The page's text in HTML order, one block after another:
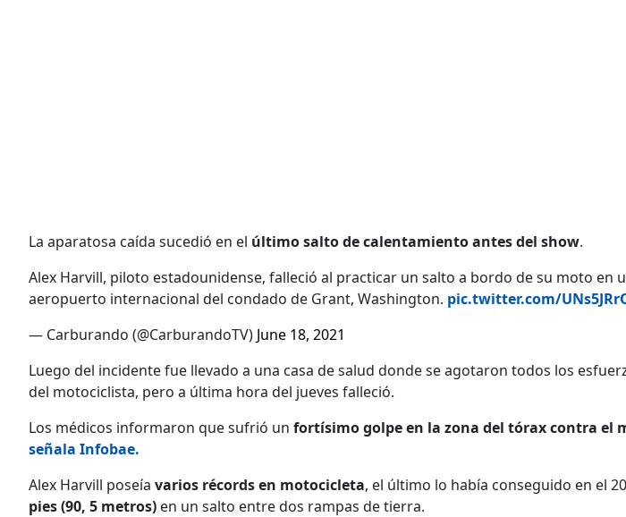
La aparatosa caída sucedió en el último salto de calentamiento antes del show.
Alex Harvill, piloto estadounidense, falleció al practicar un salto a bordo de su moto en
aeropuerto internacional del condado de Grant, Washington. pic.twitter.com/
— Carburando (@CarburandoTV) June 18, 2021
Luego del incidente fue llevado a una casa de salud donde se agotaron todos los
del motociclista, pero a última hora del jueves falleció.
Los médicos informaron que sufrió un fortísimo golpe en la zona del tórax contra el
señala Infobae.
Alex Harvill poseía varios récords en motocicleta, el último lo había conseguido en el
pies (90, 5 metros) en un salto entre dos rampas de tierra.